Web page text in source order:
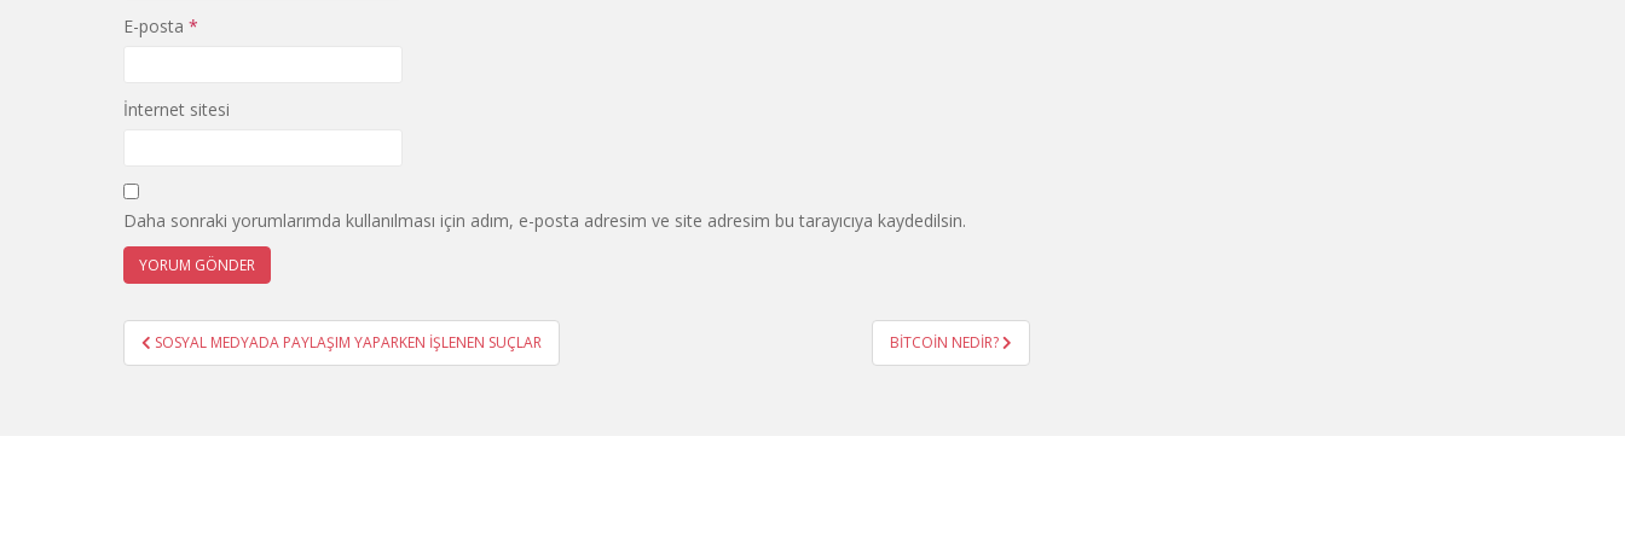
E-posta *
İnternet sitesi
Daha sonraki yorumlarımda kullanılması için adım, e-posta adresim ve site adresim bu tarayıcıya kaydedilsin.
Yazı
gezinmesi
SOSYAL MEDYADA PAYLAŞIM YAPARKEN İŞLENEN SUÇLAR BİTCOİN NEDİR?